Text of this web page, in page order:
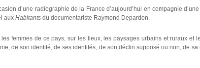
d’une radiographie de la France d’aujourd’hui en compagnie
aux Habitants du documentariste Raymond Depardon.
femmes de ce pays, sur les lieux, les paysages urbains et ruraux et
de son identité, de ses identités, de son déclin supposé ou non, de